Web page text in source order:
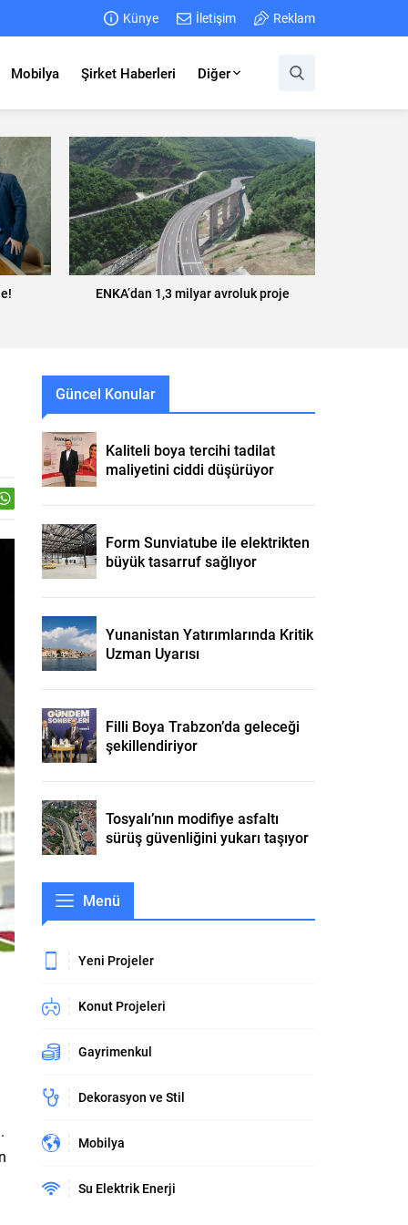
Künye İletişim Reklam
Mobilya Şirket Haberleri Diğer
ENKA’dan 1,3 milyar avroluk proje
Güncel Konular
Kaliteli boya tercihi tadilat
maliyetini ciddi düşürüyor
Form Sunviatube ile elektrikten
büyük tasarruf sağlıyor
Yunanistan Yatırımlarında Kritik
Uzman Uyarısı
Filli Boya Trabzon’da geleceği
şekillendiriyor
Tosyalı’nın modifiye asfaltı
sürüş güvenliğini yukarı taşıyor
Menü
Yeni Projeler
Konut Projeleri
Gayrimenkul
Dekorasyon ve Stil
Mobilya
Su Elektrik Enerji